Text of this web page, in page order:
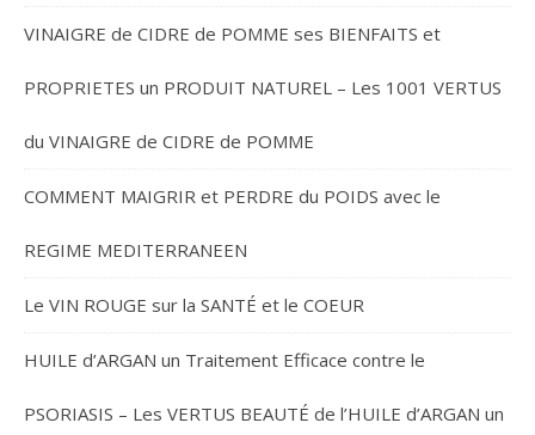
VINAIGRE de CIDRE de POMME ses BIENFAITS et
PROPRIETES un PRODUIT NATUREL – Les 1001 VERTUS
du VINAIGRE de CIDRE de POMME
COMMENT MAIGRIR et PERDRE du POIDS avec le
REGIME MEDITERRANEEN
Le VIN ROUGE sur la SANTÉ et le COEUR
HUILE d’ARGAN un Traitement Efficace contre le
PSORIASIS – Les VERTUS BEAUTÉ de l’HUILE d’ARGAN un